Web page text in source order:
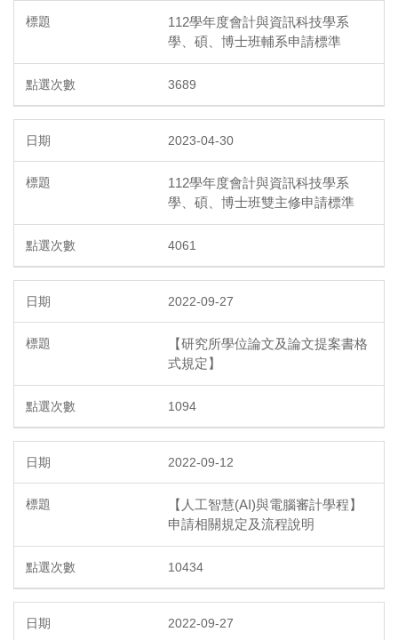
112學年度會計與資訊科技學系
學、碩、博士班輔系申請標準
3689
2023-04-30
112學年度會計與資訊科技學系
學、碩、博士班雙主修申請標準
4061
2022-09-27
【研究所學位論文及論文提案書格
式規定】
1094
2022-09-12
【人工智慧(AI)與電腦審計學程】
申請相關規定及流程說明
10434
2022-09-27